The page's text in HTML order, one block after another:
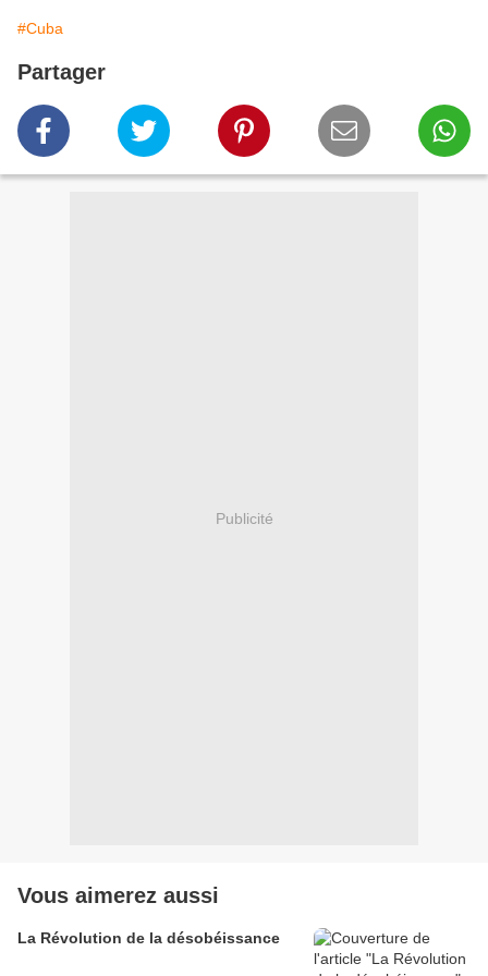
#Cuba
Partager
Publicité
Vous aimerez aussi
La Révolution de la désobéissance